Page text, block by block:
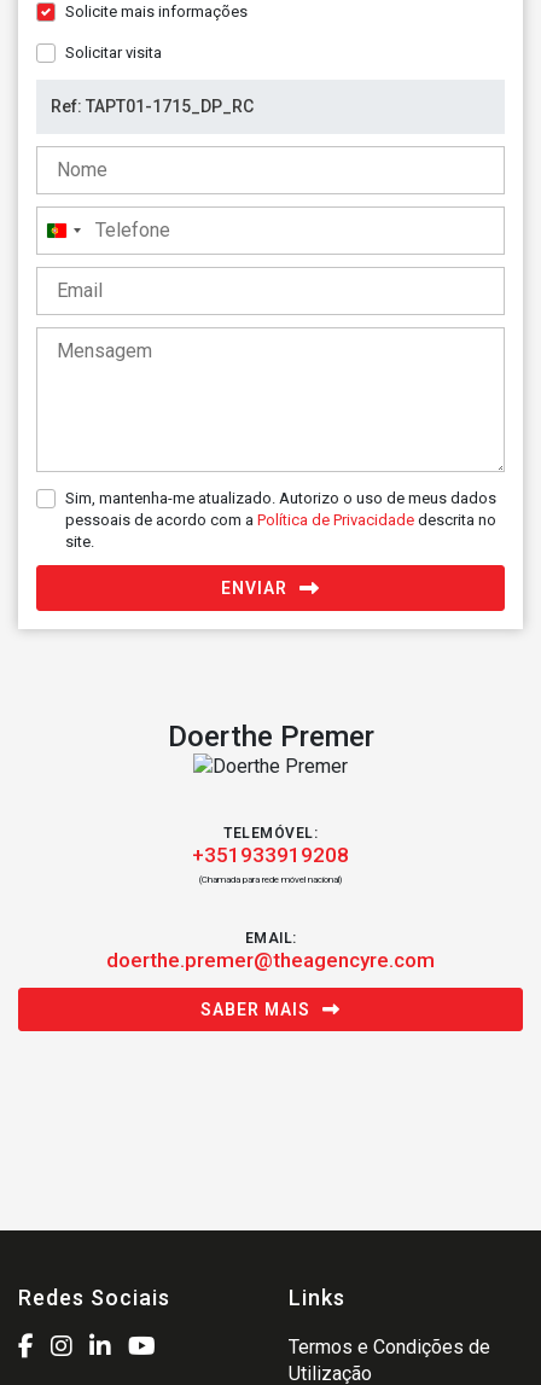
Solicite mais informações
Solicitar visita
Portugal
+351
Sim, mantenha-me atualizado. Autorizo o uso de meus dados
pessoais de acordo com a Política de Privacidade descrita no
site.
ENVIAR
Doerthe Premer
TELEMÓVEL:
+351933919208
(Chamada para rede móvel nacional)
EMAIL:
doerthe.premer@theagencyre.com
SABER MAIS
Redes Sociais Links
Termos e Condições de
Utilização